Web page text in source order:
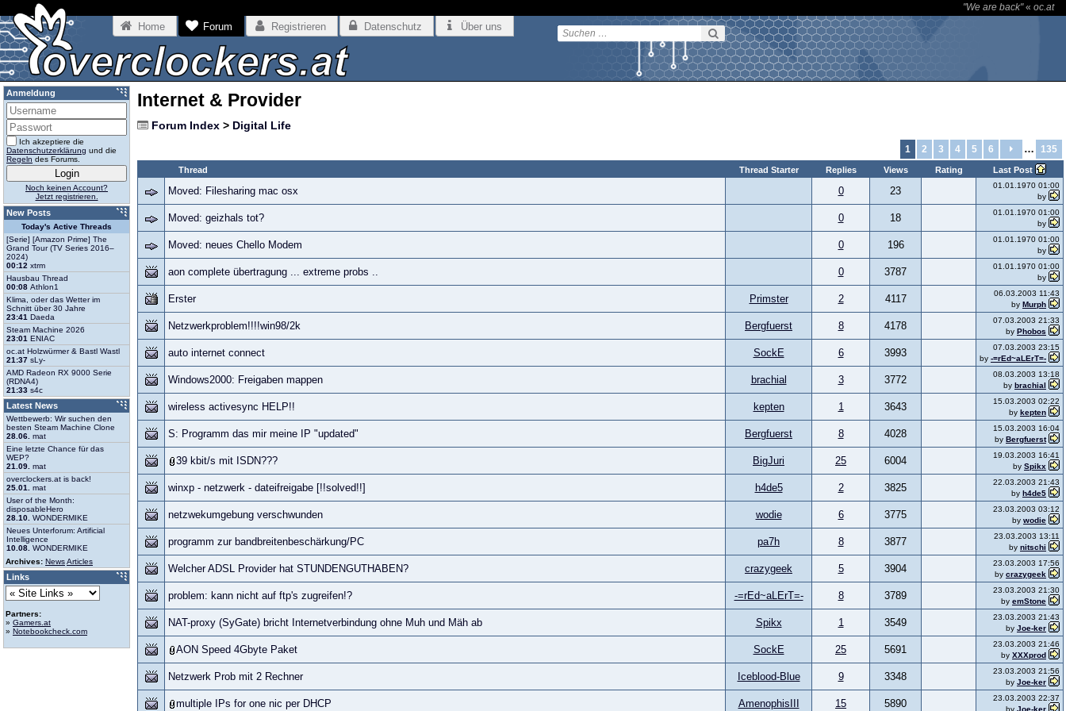
"We are back"« oc.at
Home Forum Registrieren Datenschutz Über uns
Internet & Provider
Forum Index > Digital Life
1 2 3 4 5 6 … 135
Thread Thread Starter Replies Views Rating Last Post
Moved: Filesharing mac osx 0 23
01.01.1970 01:00
by
Moved: geizhals tot? 0 18
01.01.1970 01:00
by
Moved: neues Chello Modem 0 196
01.01.1970 01:00
by
aon complete übertragung ... extreme probs .. 0 3787
01.01.1970 01:00
by
Erster Primster 2 4117
06.03.2003 11:43
by Murph
Netzwerkproblem!!!!win98/2k Bergfuerst 8 4178
07.03.2003 21:33
by Phobos
auto internet connect SockE 6 3993
07.03.2003 23:15
by -=rEd~aLErT=-
Windows2000: Freigaben mappen brachial 3 3772
08.03.2003 13:18
by brachial
wireless activesync HELP!! kepten 1 3643
15.03.2003 02:22
by kepten
S: Programm das mir meine IP "updated" Bergfuerst 8 4028
15.03.2003 16:04
by Bergfuerst
39 kbit/s mit ISDN??? BigJuri 25 6004
19.03.2003 16:41
by Spikx
winxp - netzwerk - dateifreigabe [!!solved!!] h4de5 2 3825
22.03.2003 21:43
by h4de5
netzwekumgebung verschwunden wodie 6 3775
23.03.2003 03:12
by wodie
programm zur bandbreitenbeschärkung/PC pa7h 8 3877
23.03.2003 13:11
by nitschi
Welcher ADSL Provider hat STUNDENGUTHABEN? crazygeek 5 3904
23.03.2003 17:56
by crazygeek
problem: kann nicht auf ftp's zugreifen!? -=rEd~aLErT=- 8 3789
23.03.2003 21:30
by emStone
NAT-proxy (SyGate) bricht Internetverbindung ohne Muh und Mäh ab Spikx 1 3549
23.03.2003 21:43
by Joe-ker
AON Speed 4Gbyte Paket SockE 25 5691
23.03.2003 21:46
by XXXprod
Netzwerk Prob mit 2 Rechner Iceblood-Blue 9 3348
23.03.2003 21:56
by Joe-ker
multiple IPs for one nic per DHCP AmenophisIII 15 5890
23.03.2003 22:37
by Joe-ker
Anmeldung
Ich akzeptiere die
Datenschutzerklärung und die
Regeln des Forums.
Noch keinen Account?
Jetzt registrieren.
New Posts
Today's Active Threads
[Serie] [Amazon Prime] The
Grand Tour (TV Series 2016–
2024)
00:12 xtrm
Hausbau Thread
00:08 Athlon1
Klima, oder das Wetter im
Schnitt über 30 Jahre
23:41 Daeda
Steam Machine 2026
23:01 ENIAC
oc.at Holzwürmer & Bastl Wastl
21:37 sLy-
AMD Radeon RX 9000 Serie
(RDNA4)
21:33 s4c
Latest News
Wettbewerb: Wir suchen den
besten Steam Machine Clone
28.06. mat
Eine letzte Chance für das
WEP?
21.09. mat
overclockers.at is back!
25.01.
mat
User of the Month:
disposableHero
28.10. WONDERMIKE
Neues Unterforum: Artificial
Intelligence
10.08. WONDERMIKE
Archives: NewsArticles
Links
Partners:
» Gamers.at
» Notebookcheck.com